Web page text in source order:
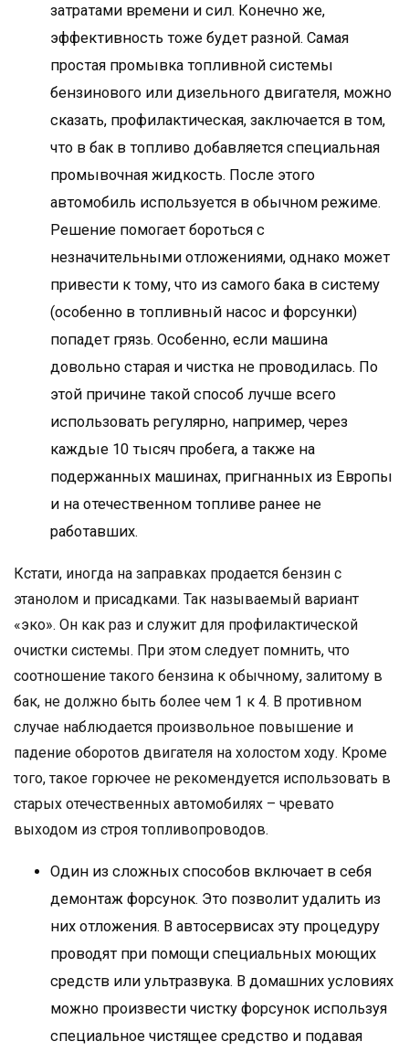
затратами времени и сил. Конечно же,
эффективность тоже будет разной. Самая
простая промывка топливной системы
бензинового или дизельного двигателя, можно
сказать, профилактическая, заключается в том,
что в бак в топливо добавляется специальная
промывочная жидкость. После этого
автомобиль используется в обычном режиме.
Решение помогает бороться с
незначительными отложениями, однако может
привести к тому, что из самого бака в систему
(особенно в топливный насос и форсунки)
попадет грязь. Особенно, если машина
довольно старая и чистка не проводилась. По
этой причине такой способ лучше всего
использовать регулярно, например, через
каждые 10 тысяч пробега, а также на
подержанных машинах, пригнанных из Европы
и на отечественном топливе ранее не
работавших.
Кстати, иногда на заправках продается бензин с
этанолом и присадками. Так называемый вариант
«эко». Он как раз и служит для профилактической
очистки системы. При этом следует помнить, что
соотношение такого бензина к обычному, залитому в
бак, не должно быть более чем 1 к 4. В противном
случае наблюдается произвольное повышение и
падение оборотов двигателя на холостом ходу. Кроме
того, такое горючее не рекомендуется использовать в
старых отечественных автомобилях – чревато
выходом из строя топливопроводов.
Один из сложных способов включает в себя
демонтаж форсунок. Это позволит удалить из
них отложения. В автосервисах эту процедуру
проводят при помощи специальных моющих
средств или ультразвука. В домашних условиях
можно произвести чистку форсунок используя
специальное чистящее средство и подавая